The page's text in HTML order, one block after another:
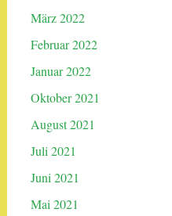
März 2022
Februar 2022
Januar 2022
Oktober 2021
August 2021
Juli 2021
Juni 2021
Mai 2021